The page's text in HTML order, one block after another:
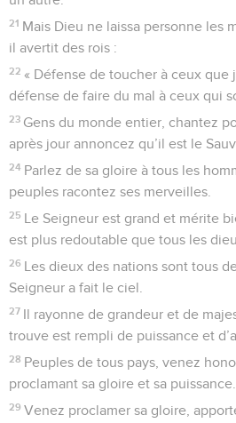
21 Mais Dieu ne laissa personne les
il avertit des rois :
22 « Défense de toucher à ceux que
défense de faire du mal à ceux qui
23 Gens du monde entier, chantez
après jour annoncez qu’il est le
24 Parlez de sa gloire à tous les
peuples racontez ses merveilles.
25 Le Seigneur est grand et mérite
est plus redoutable que tous les
26 Les dieux des nations sont tous
Seigneur a fait le ciel.
27 Il rayonne de grandeur et de
trouve est rempli de puissance et
28 Peuples de tous pays, venez
proclamant sa gloire et sa puissance.
29 Venez proclamer sa gloire,